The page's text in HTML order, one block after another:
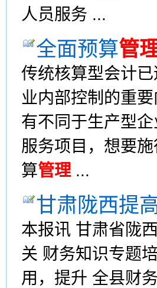
人员服务 ...
全面预算管
传统核算型会计已
业内部控制的重
有不同于生产型
服务项目，想要
算管理...
甘肃陇西提
本报讯 甘肃省陇
关 财务知识专题
用，提升 全县财